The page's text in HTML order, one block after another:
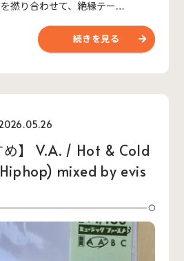
撚り合わせて、絶縁テー…
続きを見る
め】 V.A. / Hot & Cold
mixed by evis